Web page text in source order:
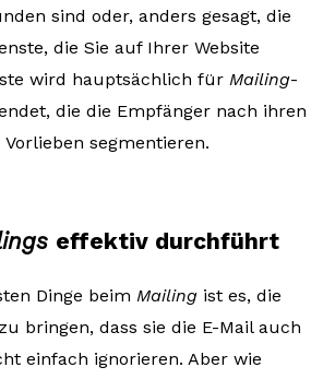
sind oder, anders gesagt, die
die Sie auf Ihrer Website
wird hauptsächlich für Mailing-
die die Empfänger nach ihren
segmentieren.
effektiv durchführt
Dinge beim Mailing ist es, die
bringen, dass sie die E-Mail auch
einfach ignorieren. Aber wie